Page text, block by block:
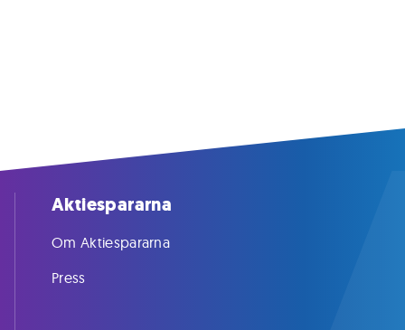
Aktiespararna
Om Aktiespararna
Press